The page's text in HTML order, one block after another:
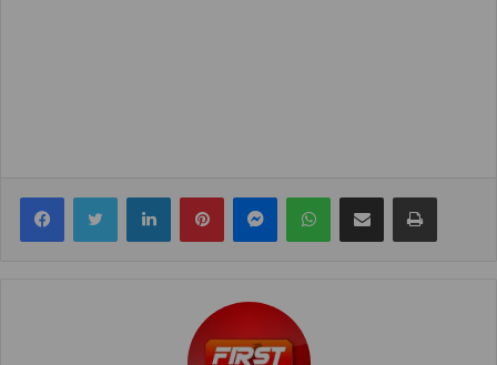
FacebookTwitter LinkedInPinterestMessengerWhatsAppShare via Email Print